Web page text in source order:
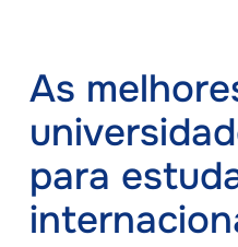
As
para